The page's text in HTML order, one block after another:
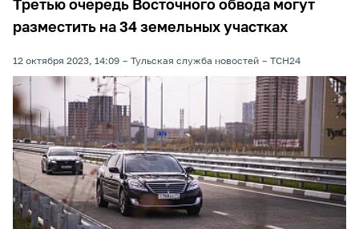
Третью очередь Восточного обвода могут
разместить на 34 земельных участках
12 октября 2023, 14:09 Тульская служба новостей ТСН24